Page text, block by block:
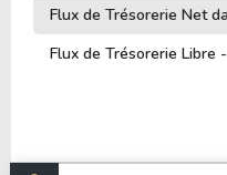
Flux de Trésorerie Net
Flux de Trésorerie Libre